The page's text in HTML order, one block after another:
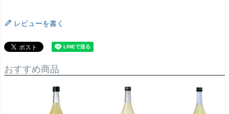
レビューを書く
おすすめ商品